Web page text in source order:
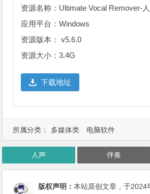
资源名称：Ultimate Vocal Remover-
应用平台：Windows
资源版本： v5.6.0
资源大小：3.4G
下载地址
所属分类： 多媒体类 电脑软件
人声 伴奏
版权声明：本站原创文章，于2024